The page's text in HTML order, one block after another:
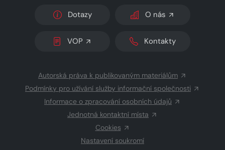
Dotazy O nás
VOP Kontakty
Autorská práva k publikovaným materiálům
Podmínky pro užívání služby informační společnosti
Informace o zpracování osobních údajů
Jednotná kontaktní místa
Cookies
Nastavení soukromí